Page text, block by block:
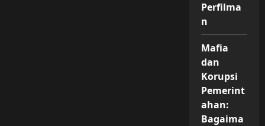
Perfilma
n
Mafia
dan
Korupsi
Pemerint
ahan:
Bagaima